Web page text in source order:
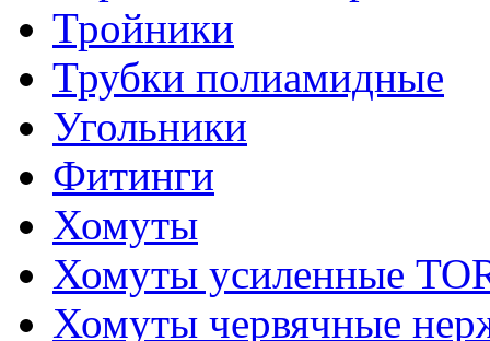
Тройники
Трубки полиамидные
Угольники
Фитинги
Хомуты
Хомуты усиленные
Хомуты червячные